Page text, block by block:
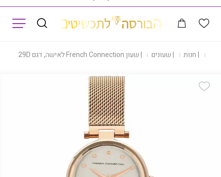
|חנות |שעונים |שעון French Connection לאישה, דגם FCN00029D